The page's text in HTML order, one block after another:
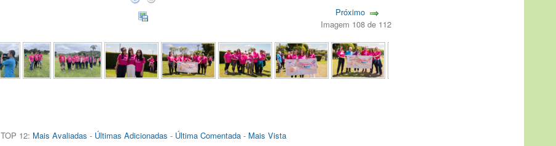
Próximo
Imagem 108 de 112
TOP 12: Mais Avaliadas - Últimas Adicionadas - Última Comentada- Mais Vista